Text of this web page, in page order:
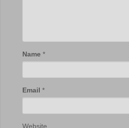
Name *
Email *
Website